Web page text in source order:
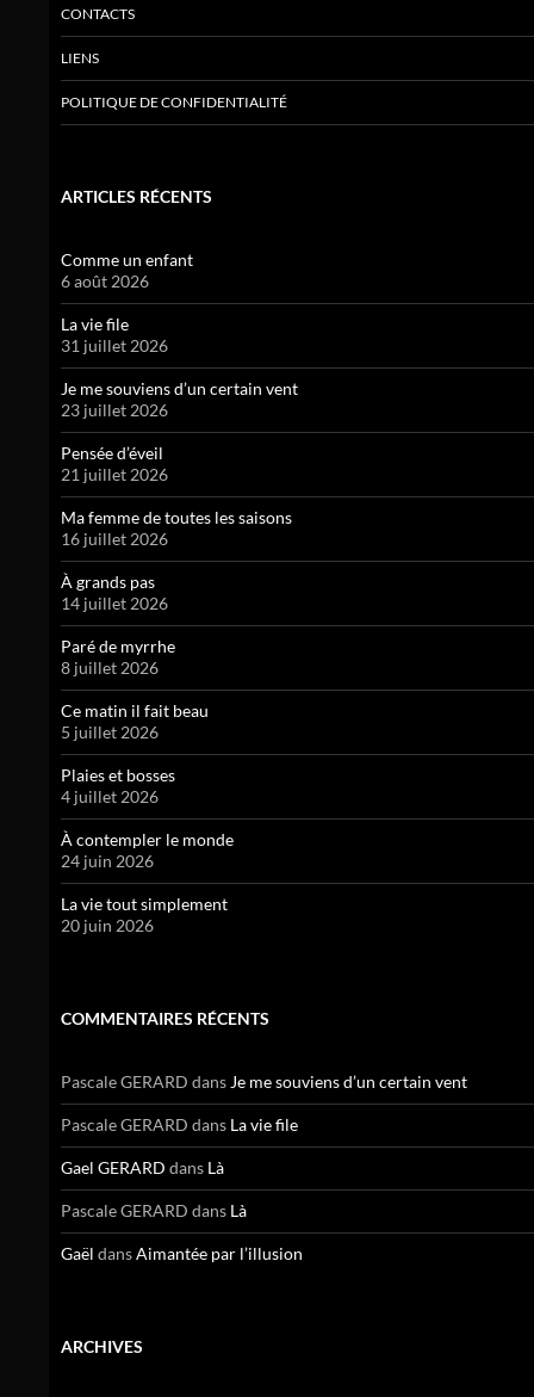
CONTACTS
LIENS
POLITIQUE DE CONFIDENTIALITÉ
ARTICLES RÉCENTS
Comme un enfant
6 août 2026
La vie file
31 juillet 2026
Je me souviens d’un certain vent
23 juillet 2026
Pensée d’éveil
21 juillet 2026
Ma femme de toutes les saisons
16 juillet 2026
À grands pas
14 juillet 2026
Paré de myrrhe
8 juillet 2026
Ce matin il fait beau
5 juillet 2026
Plaies et bosses
4 juillet 2026
À contempler le monde
24 juin 2026
La vie tout simplement
20 juin 2026
COMMENTAIRES RÉCENTS
Pascale GERARD dans Je me souviens d’un certain vent
Pascale GERARD dans La vie file
Gael GERARD dans Là
Pascale GERARD dans Là
Gaël dansAimantée par l’illusion
ARCHIVES